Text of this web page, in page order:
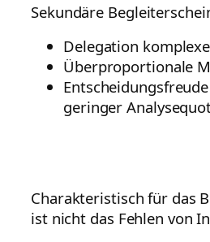
Sekundäre
Delegation
Überproportionale
geringer
Charakteristisch für das
ist nicht das Fehlen von